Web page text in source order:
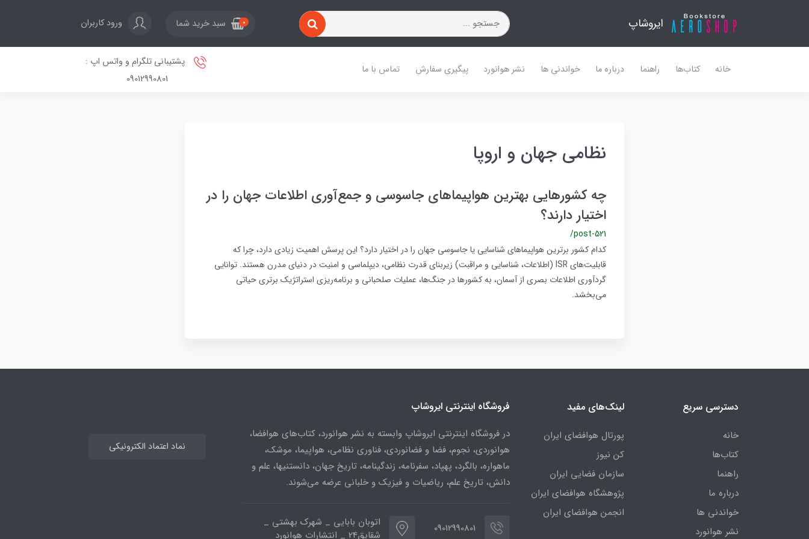
ایروشاپ 0 سبد خرید شما ورود کاربران
خانه کتاب‌ها راهنما درباره ما خواندنی ها نشر هوانورد پیگیری سفارش تماس با ما
پشتیبانی تلگرام و واتس اپ :
09012990801
نظامی جهان و اروپا
چه کشورهایی بهترین هواپیماهای جاسوسی و جمع‌آوری اطلاعات جهان را در
اختیار دارند؟
/post-521
کدام کشور برترین هواپیماهای شناسایی یا جاسوسی جهان را در اختیار دارد؟ این پرسش اهمیت زیادی دارد، چرا که
قابلیت‌های ISR (اطلاعات، شناسایی و مراقبت) زیربنای قدرت نظامی، دیپلماسی و امنیت در دنیای مدرن هستند. توانایی
گردآوری اطلاعات بصری از آسمان، به کشورها در جنگ‌ها، عملیات صلحبانی و برنامه‌ریزی استراتژیک برتری حیاتی
می‌بخشد.
دسترسی سریع
خانه
کتاب‌ها
راهنما
درباره ما
خواندنی ها
نشر هوانورد
لینک‌های مفید
پورتال هوافضای ایران
کن نیوز
سازمان فضایی ایران
پژوهشگاه هوافضای ایران
انجمن هوافضای ایران
فروشگاه اینترنتی ایروشاپ
در فروشگاه اینترنتی ایروشاپ وابسته به نشر هوانورد، کتاب‌های هوافضا،
هوانوردی، نجوم، فضا و فضانوردی، فناوری نظامی، هواپیما، موشک،
ماهواره، بالگرد، پهپاد، سفرنامه، زندگینامه، تاریخ جهان، دانستنیها، علم و
دانش، تاریخ علم، ریاضیات و فیزیک و خلبانی عرضه می‌شوند.
09012990801
اتوبان بابایی _ شهرک بهشتی _
شقایق24 _ انتشارات هوانورد
نماد اعتماد الکترونیکی